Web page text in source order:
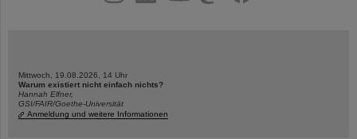
Mittwoch, 19.08.2026, 14 Uhr
Warum existiert nicht einfach nichts?
Hannah Elfner,
GSI/FAIR/Goethe-Universität
Anmeldung und weitere Informationen